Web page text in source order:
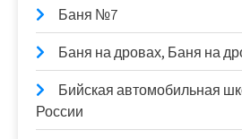
Баня №7
Баня на дровах, Баня на
Бийская автомобильная
России